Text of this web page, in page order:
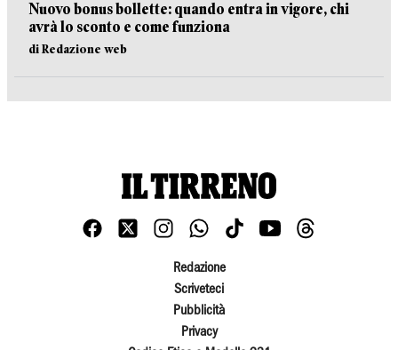
Nuovo bonus bollette: quando entra in vigore, chi
avrà lo sconto e come funziona
di Redazione web
Redazione
Scriveteci
Pubblicità
Privacy